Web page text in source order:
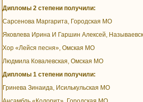
Дипломы 2 степени получили:
Сарсенова Маргарита, Городская МО
Яковлева Ирина И Гаршин Алексей,
Хор «Лейся песня», Омская МО
Людмила Ковалевская, Омская МО
Дипломы 1 степени получили:
Гринева Зинаида, Исилькульская МО